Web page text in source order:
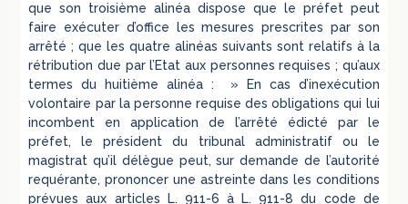
que son troisième alinéa dispose que le préfet peut
faire exécuter d’office les mesures prescrites par son
arrêté ; que les quatre alinéas suivants sont relatifs à la
rétribution due par l’Etat aux personnes requises ; qu’aux
termes du huitième alinéa : » En cas d’inexécution
volontaire par la personne requise des obligations qui lui
incombent en application de l’arrêté édicté par le
préfet, le président du tribunal administratif ou le
magistrat qu’il délègue peut, sur demande de l’autorité
requérante, prononcer une astreinte dans les conditions
prévues aux articles L. 911-6 à L. 911-8 du code de